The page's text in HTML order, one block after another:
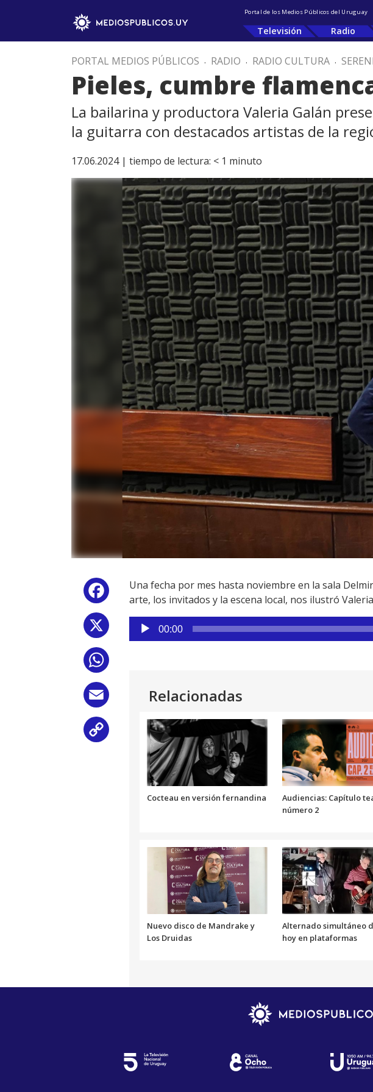
Portal de los Medios Públicos del Uruguay
Televisión Radio
PORTAL MEDIOS PÚBLICOS . RADIO . RADIO CULTURA .
Pieles, cumbre
La bailarina y productora Valeria Galán
la guitarra con destacados artistas de la
17.06.2024 | tiempo de lectura: < 1 minuto
Facebook
Una fecha por mes hasta noviembre en la sala
arte, los invitados y la escena local, nos ilustró
Reproductor
de
00:00
Relacionadas
Cocteau en versión fernandina
Audiencias: Capítulo
número 2
Nuevo disco de Mandrake y
Los Druidas
Alternado simultáneo
hoy en plataformas